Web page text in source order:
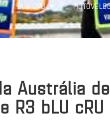
BLU CRU
Austrália
R3 bLU